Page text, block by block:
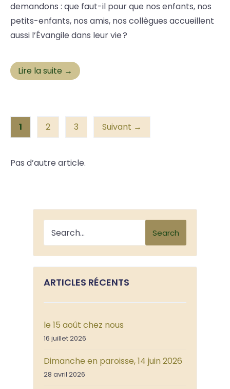
demandons : que faut-il pour que nos enfants, nos
petits-enfants, nos amis, nos collègues accueillent
aussi l’Évangile dans leur vie ?
Lire la suite →
1 2 3 Suivant →
Pas d’autre article.
Search
ARTICLES RÉCENTS
le 15 août chez nous
16 juillet 2026
Dimanche en paroisse, 14 juin 2026
28 avril 2026